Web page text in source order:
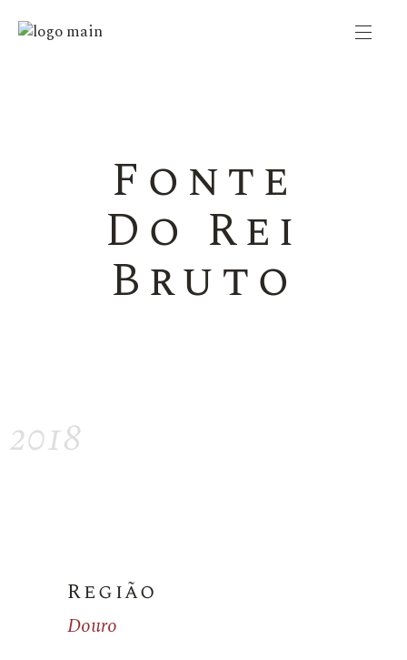
Fonte
Do Rei
Bruto
2018
Região
Douro